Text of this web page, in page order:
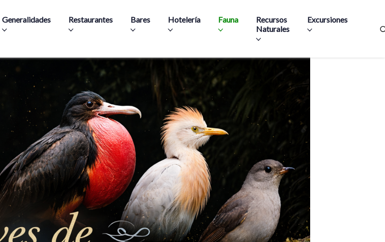
Generalidades Restaurantes Bares Hotelería Fauna
Recursos
Naturales
Excursiones